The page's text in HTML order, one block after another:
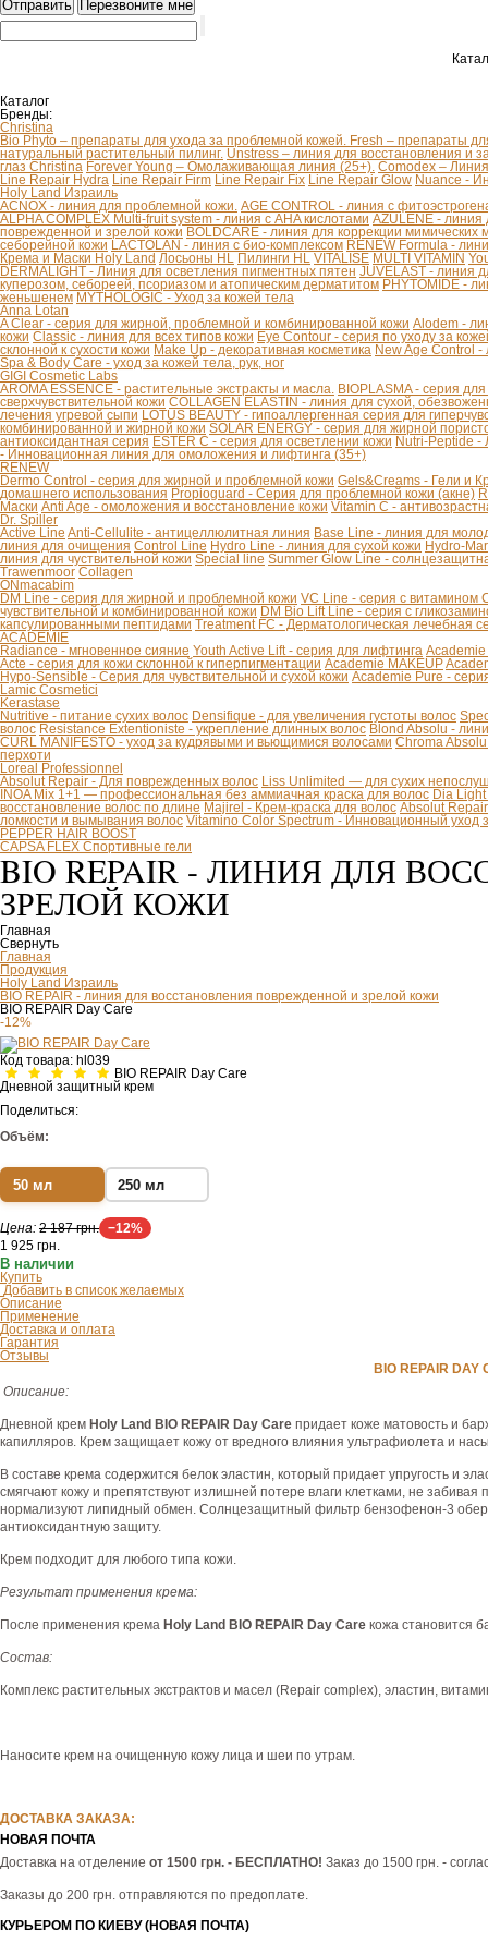
Каталог
Бренды:
Christina
Bio Phyto – препараты для ухода за проблемной кожей. Fresh – препараты
натуральный растительный пилинг. Unstress – линия для восстановления и
глаз Christina Forever Young – Омолаживающая линия (25+). Comodex –
Line Repair Hydra Line Repair Firm Line Repair Fix Line Repair Glow Nuance -
Holy Land Израиль
ACNOX - линия для проблемной кожи. AGE CONTROL - линия с
ALPHA COMPLEX Multi-fruit system - линия с AHA кислотами AZULENE - линия
поврежденной и зрелой кожи BOLDCARE - линия для коррекции мимических
себорейной кожи LACTOLAN - линия с био-комплексом RENEW Formula -
Крема и Маски Holy Land Лосьоны HL Пилинги HL VITALISE MULTI VITAMIN
DERMALIGHT - Линия для осветления пигментных пятен JUVELAST - линия
куперозом, себореей, псориазом и атопическим дерматитом PHYTOMIDE -
женьшенем MYTHOLOGIC - Уход за кожей тела
Anna Lotan
A Clear - серия для жирной, проблемной и комбинированной кожи Alodem -
кожи Classic - линия для всех типов кожи Eye Contour - серия по уходу за
склонной к сухости кожи Make Up - декоративная косметика New Age Control
Spa & Body Care - уход за кожей тела, рук, ног
GIGI Cosmetic Labs
AROMA ESSENCE - растительные экстракты и масла. BIOPLASMA - серия
сверхчувствительной кожи COLLAGEN ELASTIN - линия для сухой,
лечения угревой сыпи LOTUS BEAUTY - гипоаллергенная серия для
комбинированной и жирной кожи SOLAR ENERGY - серия для жирной
антиоксидантная серия ESTER C - серия для осветлении кожи Nutri-Peptide -
- Инновационная линия для омоложения и лифтинга (35+)
RENEW
Dermo Control - серия для жирной и проблемной кожи Gels&Creams - Гели и
домашнего использования Propioguard - Серия для проблемной кожи (акне)
Маски Anti Age - омоложения и восстановление кожи Vitamin C -
Dr. Spiller
Active Line Anti-Cellulite - антицеллюлитная линия Base Line - линия для
линия для очищения Control Line Hydro Line - линия для сухой кожи Hydro-
линия для чуствительной кожи Special line Summer Glow Line -
Trawenmoor Collagen
ONmacabim
DM Line - серия для жирной и проблемной кожи VC Line - серия с витамином
чувствительной и комбинированной кожи DM Bio Lift Line - cерия с
капсулированными пептидами Treatment FC - Дерматологическая лечебная
ACADEMIE
Radiance - мгновенное сияние Youth Active Lift - серия для лифтинга
Acte - серия для кожи склонной к гиперпигментации Academie MAKEUP
Hypo-Sensible - Серия для чувствительной и сухой кожи Academie Pure -
Lamic Cosmetici
Kerastase
Nutritive - питание сухих волос Densifique - для увеличения густоты волос
волос Resistance Extentioniste - укрепление длинных волос Blond Absolu -
CURL MANIFESTO - уход за кудрявыми и вьющимися волосами Chroma
перхоти
Loreal Professionnel
Absolut Repair - Для поврежденных волос Liss Unlimited — для сухих
INOA Mix 1+1 — профессиональная без аммиачная краска для волос Dia
восстановление волос по длине Majirel - Крем-краска для волос Absolut
ломкости и вымывания волос Vitamino Color Spectrum - Инновационный уход
PEPPER HAIR BOOST
CAPSA FLEX Спортивные гели
BIO REPAIR - ЛИНИЯ ДЛЯ
ЗРЕЛОЙ КОЖИ
Главная
Свернуть
Главная
Продукция
Holy Land Израиль
BIO REPAIR - линия для восстановления поврежденной и зрелой кожи
BIO REPAIR Day Care
-12%
Код товара: hl039
BIO REPAIR Day Care
Дневной защитный крем
Поделиться:
Объём:
50 мл 250 мл
Цена: 2 187 грн. −12%
1 925 грн.
В наличии
Купить
Добавить в список желаемых
Описание
Применение
Доставка и оплата
Гарантия
Отзывы
BIO REPAIR
Описание:
Дневной крем Holy Land BIO REPAIR Day Care придает коже матовость и
капилляров. Крем защищает кожу от вредного влияния ультрафиолета и
В составе крема содержится белок эластин, который придает упругость и
смягчают кожу и препятствуют излишней потере влаги клетками, не
нормализуют липидный обмен. Солнцезащитный фильтр бензофенон-3
антиоксидантную защиту.
Крем подходит для любого типа кожи.
Результат применения крема:
После применения крема Holy Land BIO REPAIR Day Care кожа становится
Состав:
Комплекс растительных экстрактов и масел (Repair complex), эластин,
Наносите крем на очищенную кожу лица и шеи по утрам.
ДОСТАВКА ЗАКАЗА:
НОВАЯ ПОЧТА
Доставка на отделение от 1500 грн. - БЕСПЛАТНО! Заказ до 1500 грн. -
Заказы до 200 грн. отправляются по предоплате.
КУРЬЕРОМ ПО КИЕВУ (НОВАЯ ПОЧТА)